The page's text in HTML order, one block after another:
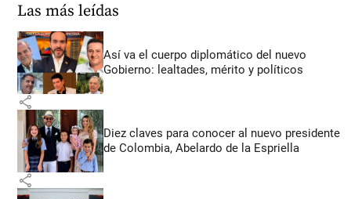
Las más leídas
Así va el cuerpo diplomático del nuevo
Gobierno: lealtades, mérito y políticos
share
Diez claves para conocer al nuevo presidente
de Colombia, Abelardo de la Espriella
share